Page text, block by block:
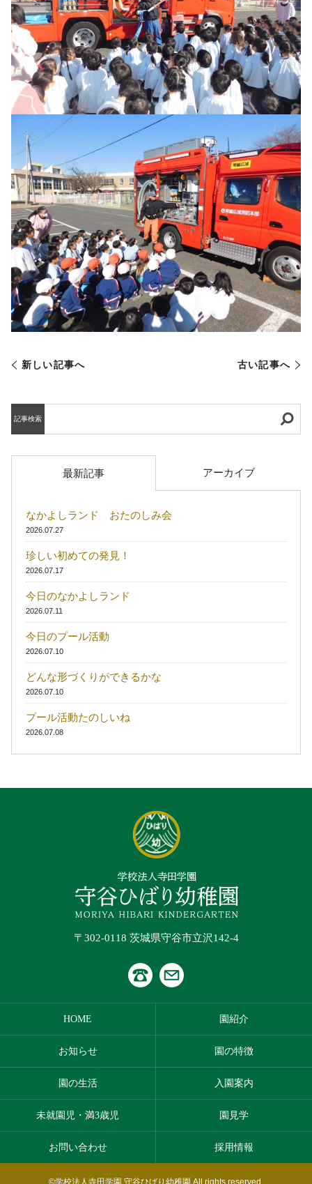
新しい記事へ 古い記事へ
記事検索
最新記事 アーカイブ
なかよしランド おたのしみ会
2026.07.27
珍しい初めての発見！
2026.07.17
今日のなかよしランド
2026.07.11
今日のプール活動
2026.07.10
どんな形づくりができるかな
2026.07.10
プール活動たのしいね
2026.07.08
〒302-0118 茨城県守谷市立沢142-4
HOME 園紹介
お知らせ 園の特徴
園の生活 入園案内
未就園児・満3歳児 園見学
お問い合わせ 採用情報